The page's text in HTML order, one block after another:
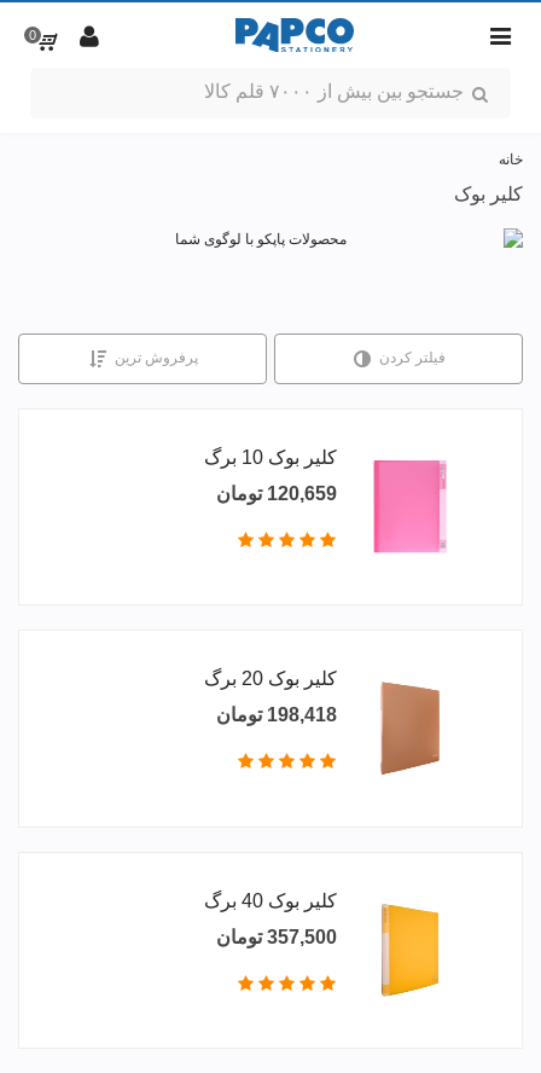
0
خانه
کلیر بوک
فیلتر کردن پرفروش ترین
کلیر بوک 10 برگ
120,659 تومان
کلیر بوک 20 برگ
198,418 تومان
کلیر بوک 40 برگ
357,500 تومان